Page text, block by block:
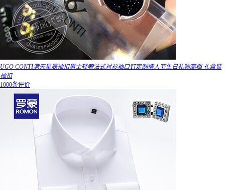
UGO CONTI满天星辰袖扣男士轻奢法式衬衫袖口钉定制情人节生日礼物高档 礼盒装
袖扣
1000条评价